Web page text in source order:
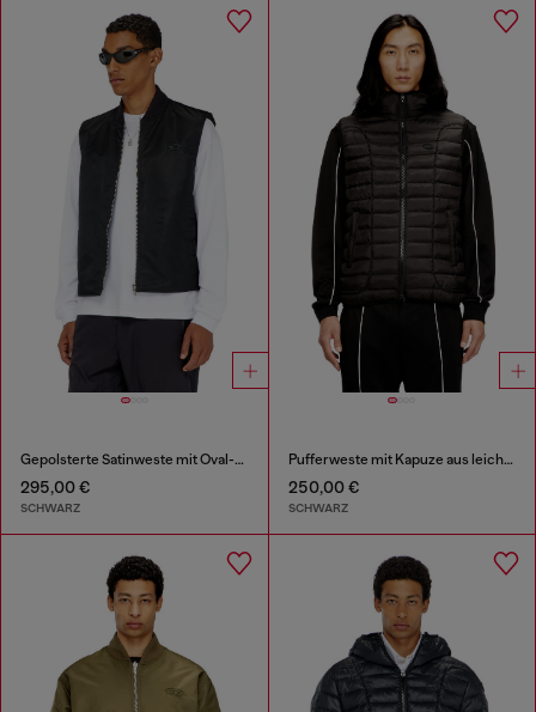
Gepolsterte Satinweste mit Oval-D-Stickerei
295,00 €
SCHWARZ
Pufferweste mit Kapuze aus leichtem Nylon
250,00 €
SCHWARZ